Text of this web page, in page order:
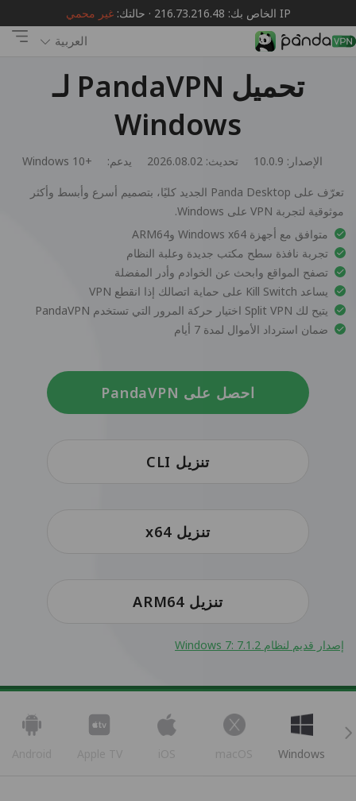
IP الخاص بك: 216.73.216.48 · حالتك: غير محمي
العربية
تحميل PandaVPN لـ
Windows
الإصدار: 10.0.9 تحديث: 2026.08.02 يدعم: Windows 10+
تعرّف على Panda Desktop الجديد كليًا، بتصميم أسرع وأبسط وأكثر
موثوقية لتجربة VPN على Windows.
متوافق مع أجهزة Windows x64 وARM64
تجربة نافذة سطح مكتب جديدة وعلبة النظام
تصفح المواقع وابحث عن الخوادم وأدر المفضلة
يساعد Kill Switch على حماية اتصالك إذا انقطع VPN
يتيح لك Split VPN اختيار حركة المرور التي تستخدم PandaVPN
ضمان استرداد الأموال لمدة 7 أيام
احصل على PandaVPN
تنزيل CLI
تنزيل x64
تنزيل ARM64
إصدار قديم لنظام Windows 7: 7.1.2
Windows
macOS